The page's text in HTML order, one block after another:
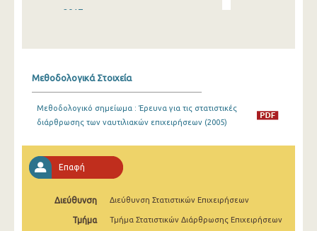
2017
2013
2011
2009
Μεθοδολογικά Στοιχεία
Μεθοδολογικό σημείωμα : Έρευνα για τις στατιστικές
διάρθρωσης των ναυτιλιακών επιχειρήσεων (2005)
Επαφή
Διεύθυνση Διεύθυνση Στατιστικών Επιχειρήσεων
Τμήμα Τμήμα Στατιστικών Διάρθρωσης Επιχειρήσεων